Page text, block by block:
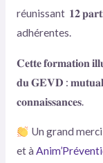
réunissant 𝟏𝟐
adhérentes.
𝐂𝐞𝐭𝐭𝐞 𝐟𝐨𝐫𝐦𝐚𝐭𝐢𝐨𝐧
𝐝𝐮 𝐆𝐄𝐕𝐃 :
𝐜𝐨𝐧𝐧𝐚𝐢𝐬𝐬𝐚𝐧𝐜𝐞𝐬.
Un grand
et à